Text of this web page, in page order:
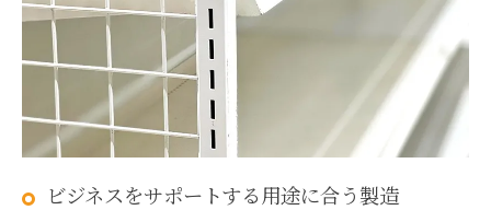
ビジネスをサポートする用途に合う製造